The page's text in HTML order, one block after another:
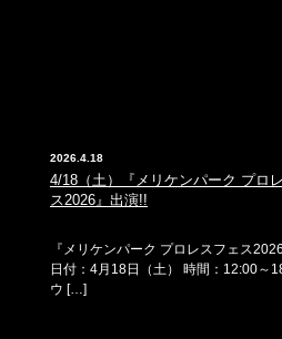
2026.4.18
4/18（土）『メリケンパーク プロ
ス2026』出演!!
『メリケンパーク プロレスフェス
日付：4月18日（土） 時間：12:00～
ウ […]